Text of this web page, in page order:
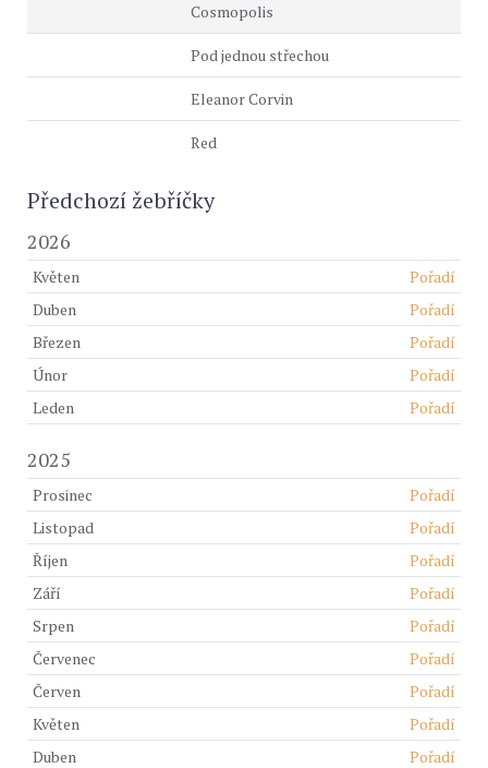
Cosmopolis
Pod jednou střechou
Eleanor Corvin
Red
Předchozí žebříčky
2026
Květen
Pořadí
Duben
Pořadí
Březen
Pořadí
Únor
Pořadí
Leden
Pořadí
2025
Prosinec
Pořadí
Listopad
Pořadí
Říjen
Pořadí
Září
Pořadí
Srpen
Pořadí
Červenec
Pořadí
Červen
Pořadí
Květen
Pořadí
Duben
Pořadí